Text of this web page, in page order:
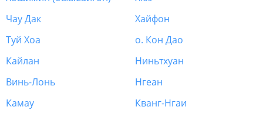
Чау Дак
Хайфон
Туй Хоа
о. Кон Дао
Кайлан
Ниньтхуан
Винь-Лонь
Нгеан
Камау
Кванг-Нгаи